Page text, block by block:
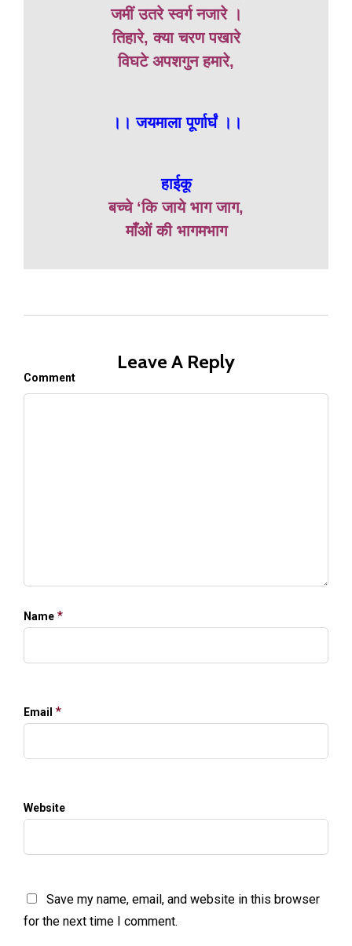
जमीं उतरे स्वर्ग नजारे ।
तिहारे, क्या चरण पखारे
विघटे अपशगुन हमारे,
।। जयमाला पूर्णार्घं ।।
हाईकू
बच्चे ‘कि जाये भाग जाग,
माँओं की भागमभाग
Leave A Reply
Comment
Name *
Email *
Website
Save my name, email, and website in this browser
for the next time I comment.